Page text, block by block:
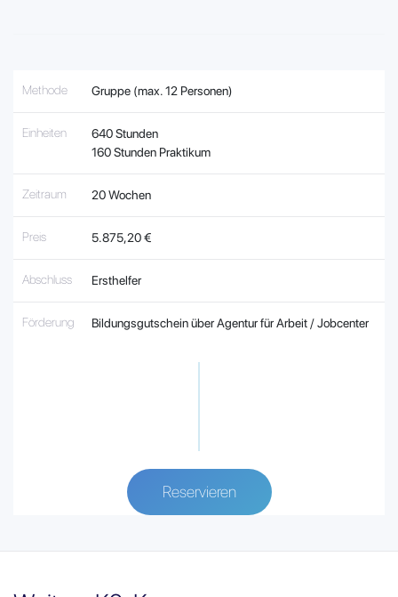
Methode Gruppe (max. 12 Personen)
Einheiten
640 Stunden
160 Stunden Praktikum
Zeitraum 20 Wochen
Preis 5.875,20 €
Abschluss Ersthelfer
Förderung Bildungsgutschein über Agentur für Arbeit / Jobcenter
Reservieren